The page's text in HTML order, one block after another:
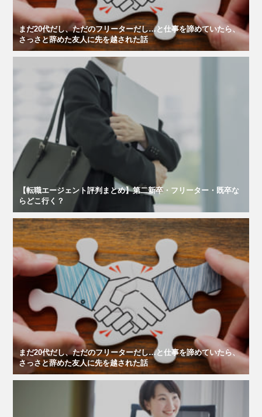
まだ20代だし、ただのフリーターだし…と仕事を諦めていたら、
さっさと辞めた友人に先を越された話
【転職エージェント評判まとめ】第二新卒・フリーター・既卒な
らどこ行く？
まだ20代だし、ただのフリーターだし…と仕事を諦めていたら、
さっさと辞めた友人に先を越された話